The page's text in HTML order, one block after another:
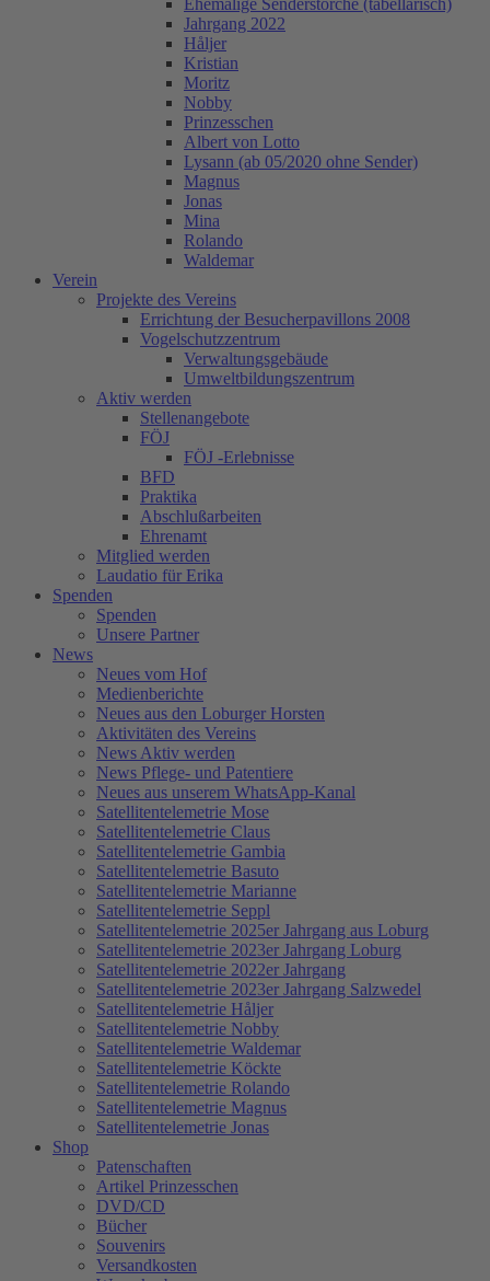
Jahrgang 2022
Håljer
Kristian
Moritz
Nobby
Prinzesschen
Albert von Lotto
Lysann (ab 05/2020 ohne Sender)
Magnus
Jonas
Mina
Rolando
Waldemar
Verein
Projekte des Vereins
Errichtung der Besucherpavillons 2008
Vogelschutzzentrum
Verwaltungsgebäude
Umweltbildungszentrum
Aktiv werden
Stellenangebote
FÖJ
FÖJ -Erlebnisse
BFD
Praktika
Abschlußarbeiten
Ehrenamt
Mitglied werden
Laudatio für Erika
Spenden
Spenden
Unsere Partner
News
Neues vom Hof
Medienberichte
Neues aus den Loburger Horsten
Aktivitäten des Vereins
News Aktiv werden
News Pflege- und Patentiere
Neues aus unserem WhatsApp-Kanal
Satellitentelemetrie Mose
Satellitentelemetrie Claus
Satellitentelemetrie Gambia
Satellitentelemetrie Basuto
Satellitentelemetrie Marianne
Satellitentelemetrie Seppl
Satellitentelemetrie 2025er Jahrgang aus Loburg
Satellitentelemetrie 2023er Jahrgang Loburg
Satellitentelemetrie 2022er Jahrgang
Satellitentelemetrie 2023er Jahrgang Salzwedel
Satellitentelemetrie Håljer
Satellitentelemetrie Nobby
Satellitentelemetrie Waldemar
Satellitentelemetrie Köckte
Satellitentelemetrie Rolando
Satellitentelemetrie Magnus
Satellitentelemetrie Jonas
Shop
Patenschaften
Artikel Prinzesschen
DVD/CD
Bücher
Souvenirs
Versandkosten